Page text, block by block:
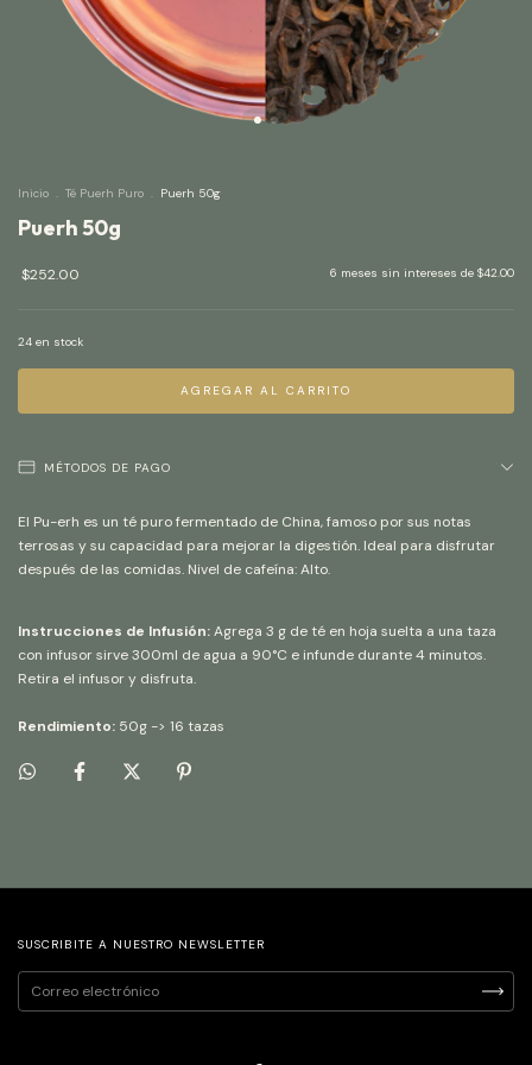
Inicio . Té Puerh Puro . Puerh 50g
Puerh 50g
$252.00 6 meses sin intereses de $42.00
24 en stock
MÉTODOS DE PAGO
El Pu-erh es un té puro fermentado de China, famoso por sus notas
terrosas y su capacidad para mejorar la digestión. Ideal para disfrutar
después de las comidas. Nivel de cafeína: Alto.
Instrucciones de Infusión:Agrega 3 g de té en hoja suelta a una taza
con infusor sirve 300ml de agua a 90°C e infunde durante 4 minutos.
Retira el infusor y disfruta.
Rendimiento: 50g -> 16 tazas
SUSCRIBITE A NUESTRO NEWSLETTER